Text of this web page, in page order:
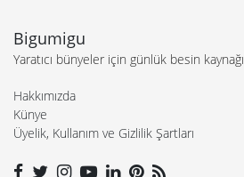
Bigumigu
Yaratıcı bünyeler için günlük besin kaynağı
Hakkımızda
Künye
Üyelik, Kullanım ve Gizlilik Şartları